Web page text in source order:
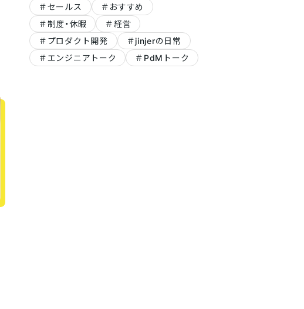
セールス
おすすめ
制度・休暇
経営
プロダクト開発
jinjerの日常
エンジニアトーク
PdMトーク